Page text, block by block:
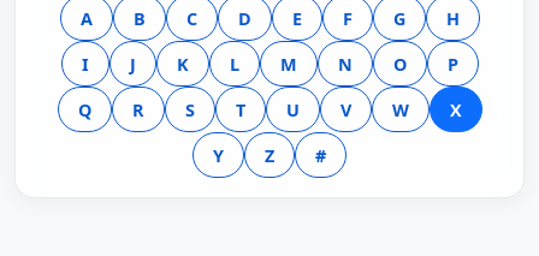
A B C D E F G
H
I
J K L M N O
P
Q
R S T U V W
X
Y
Z #